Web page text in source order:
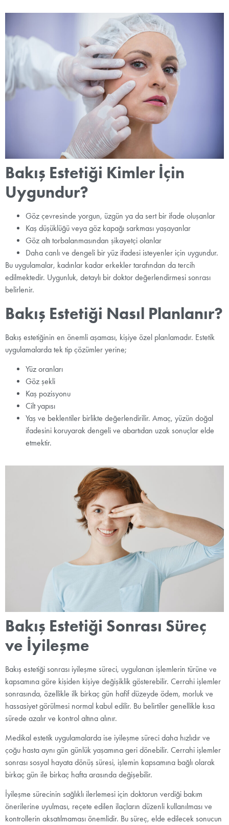
Bakış Estetiği Kimler İçin
Uygundur?
Göz çevresinde yorgun, üzgün ya da sert bir ifade oluşanlar
Kaş düşüklüğü veya göz kapağı sarkması yaşayanlar
Göz altı torbalanmasından şikayetçi olanlar
Daha canlı ve dengeli bir yüz ifadesi isteyenler için uygundur.
Bu uygulamalar, kadınlar kadar erkekler tarafından da tercih
edilmektedir. Uygunluk, detaylı bir doktor değerlendirmesi sonrası
belirlenir.
Bakış Estetiği Nasıl Planlanır?
Bakış estetiğinin en önemli aşaması, kişiye özel planlamadır. Estetik
uygulamalarda tek tip çözümler yerine;
Yüz oranları
Göz şekli
Kaş pozisyonu
Cilt yapısı
Yaş ve beklentiler birlikte değerlendirilir. Amaç, yüzün doğal
ifadesini koruyarak dengeli ve abartıdan uzak sonuçlar elde
etmektir.
Bakış Estetiği Sonrası Süreç
ve İyileşme
Bakış estetiği sonrası iyileşme süreci, uygulanan işlemlerin türüne ve
kapsamına göre kişiden kişiye değişiklik gösterebilir. Cerrahi işlemler
sonrasında, özellikle ilk birkaç gün hafif düzeyde ödem, morluk ve
hassasiyet görülmesi normal kabul edilir. Bu belirtiler genellikle kısa
sürede azalır ve kontrol altına alınır.
Medikal estetik uygulamalarda ise iyileşme süreci daha hızlıdır ve
çoğu hasta aynı gün günlük yaşamına geri dönebilir. Cerrahi işlemler
sonrası sosyal hayata dönüş süresi, işlemin kapsamına bağlı olarak
birkaç gün ile birkaç hafta arasında değişebilir.
İyileşme sürecinin sağlıklı ilerlemesi için doktorun verdiği bakım
önerilerine uyulması, reçete edilen ilaçların düzenli kullanılması ve
kontrollerin aksatılmaması önemlidir. Bu süreç, elde edilecek sonucun